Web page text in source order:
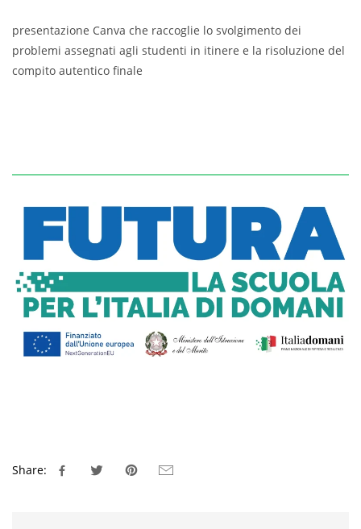
presentazione Canva che raccoglie lo svolgimento dei
problemi assegnati agli studenti in itinere e la risoluzione del
compito autentico finale
Share: